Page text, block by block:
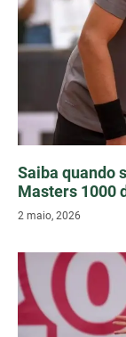
Saiba quando
Masters 1000
2 maio, 2026